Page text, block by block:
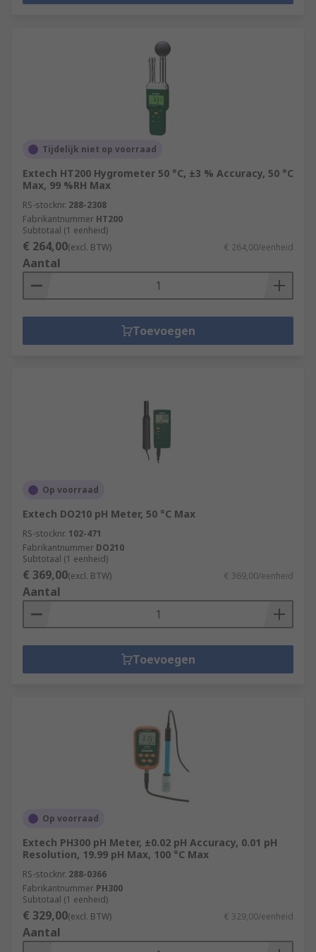
Tijdelijk niet op voorraad
Extech HT200 Hygrometer 50 °C, ±3 % Accuracy, 50 °C
Max, 99 %RH Max
RS-stocknr. 288-2308
Fabrikantnummer HT200
Subtotaal (1 eenheid)
€ 264,00(excl. BTW) € 264,00/eenheid
Aantal
Toevoegen
Op voorraad
Extech DO210 pH Meter, 50 °C Max
RS-stocknr. 102-471
Fabrikantnummer DO210
Subtotaal (1 eenheid)
€ 369,00(excl. BTW) € 369,00/eenheid
Aantal
Toevoegen
Op voorraad
Extech PH300 pH Meter, ±0.02 pH Accuracy, 0.01 pH
Resolution, 19.99 pH Max, 100 °C Max
RS-stocknr. 288-0366
Fabrikantnummer PH300
Subtotaal (1 eenheid)
€ 329,00(excl. BTW) € 329,00/eenheid
Aantal